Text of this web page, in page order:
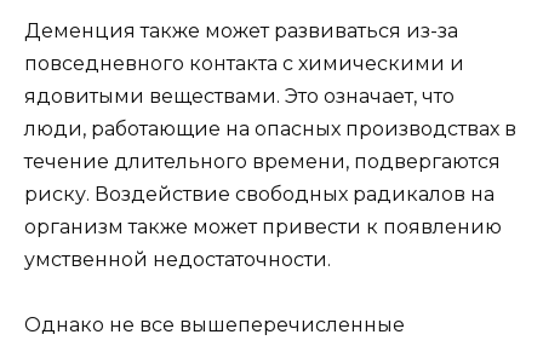
Деменция также может развиваться из-за
повседневного контакта с химическими и
ядовитыми веществами. Это означает, что
люди, работающие на опасных производствах в
течение длительного времени, подвергаются
риску. Воздействие свободных радикалов на
организм также может привести к появлению
умственной недостаточности.
Однако не все вышеперечисленные